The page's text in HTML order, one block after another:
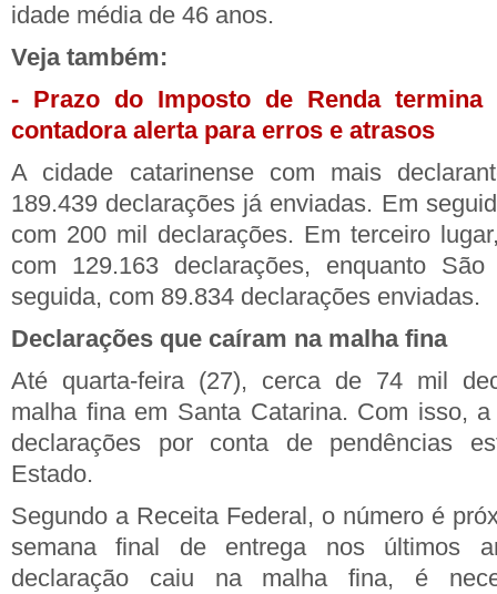
idade média de 46 anos.
Veja também:
- Prazo do Imposto de Renda termina
contadora alerta para erros e atrasos
A cidade catarinense com mais
189.439 declarações já enviadas. Em
com 200 mil declarações. Em terceiro
com 129.163 declarações, enquanto
seguida, com 89.834 declarações enviadas.
Declarações que caíram na malha fina
Até quarta-feira (27), cerca de 74 mil
malha fina em Santa Catarina. Com isso,
declarações por conta de pendências
Estado.
Segundo a Receita Federal, o número é
semana final de entrega nos últimos
declaração caiu na malha fina, é